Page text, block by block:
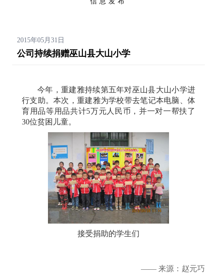
2015年05月31日
公司持续捐赠巫山县大山小学
今年，重建雅持续第五年对巫山县大山小学进
行支助。本次，重建雅为学校带去笔记本电脑、体
育用品等用品共计5万元人民币，并一对一帮扶了
30位贫困儿童。
接受捐助的学生们
—— 来源：赵元巧